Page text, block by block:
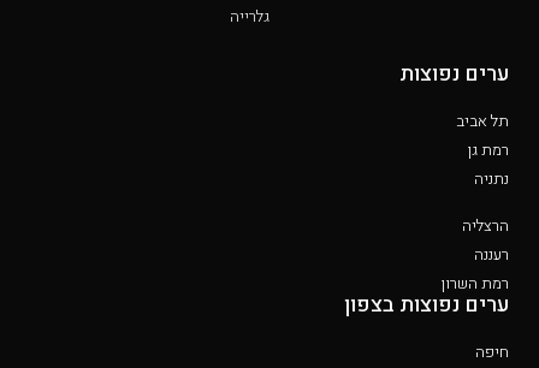
גלרייה
ערים נפוצות
תל אביב
רמת גן
נתניה
הרצליה
רעננה
רמת השרון
ערים נפוצות בצפון
חיפה